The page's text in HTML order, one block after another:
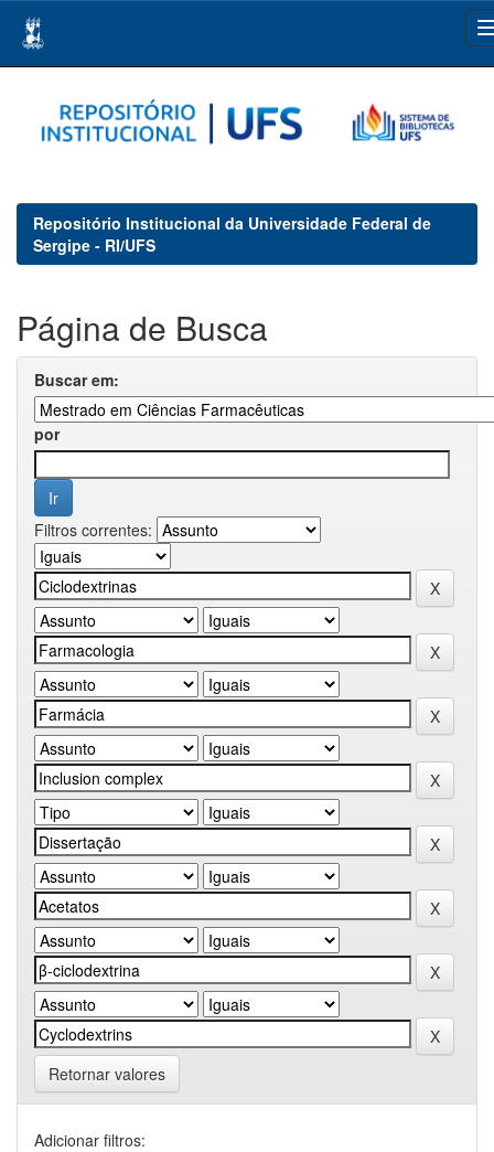
navigation
Repositório Institucional da Universidade Federal de
Sergipe - RI/UFS
Página de Busca
Buscar em:
por
Filtros correntes:
Retornar valores
Adicionar filtros: